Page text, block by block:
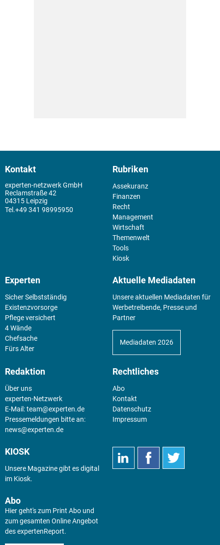
Kontakt
experten-netzwerk GmbH
Reclamstraße 42
04315 Leipzig
+49 341 98995950
Rubriken
Assekuranz
Finanzen
Recht
Management
Wirtschaft
Themenwelt
Tools
Kiosk
Experten
Sicher Selbstständig
Existenz­vorsorge
Pflege versichert
4 Wände
Chefsache
Fürs Alter
Aktuelle Mediadaten
Unsere aktuellen Mediadaten für
Werbetreibende, Presse und
Partner
Mediadaten 2026
Redaktion
Über uns
experten-Netzwerk
E-Mail:team@experten.de
Pressemeldungen bitte an:
news@experten.de
Rechtliches
Abo
Kontakt
Datenschutz
Impressum
KIOSK
Unsere Magazine gibt es digital
im Kiosk.
Abo
Hier geht's zum Print Abo und
zum gesamten Online Angebot
des expertenReport.